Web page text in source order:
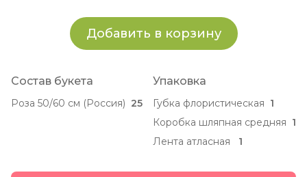
Добавить в корзину
Состав букета
Роза 50/60 см (Россия) 25
Упаковка
Губка флористическая 1
Коробка шляпная средняя 1
Лента атласная
1